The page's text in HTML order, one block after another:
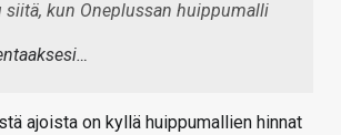
siitä, kun Oneplussan huippumalli
ajoista on kyllä huippumallien hinnat